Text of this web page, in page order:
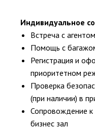
Индивидуальное
Встреча с
Помощь с
Регистрация и
приоритетном
Проверка
(при наличии) в
Сопровождение к
бизнес зал